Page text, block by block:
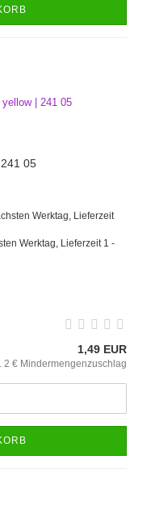
05
Werktag, Lieferzeit 1 -
1,49 EUR
2 € Mindermengenzuschlag